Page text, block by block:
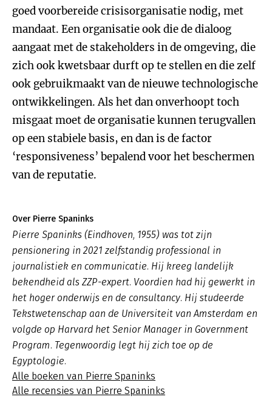
goed voorbereide crisisorganisatie nodig, met
mandaat. Een organisatie ook die de dialoog
aangaat met de stakeholders in de omgeving, die
zich ook kwetsbaar durft op te stellen en die zelf
ook gebruikmaakt van de nieuwe technologische
ontwikkelingen. Als het dan onverhoopt toch
misgaat moet de organisatie kunnen terugvallen
op een stabiele basis, en dan is de factor
‘responsiveness’ bepalend voor het beschermen
van de reputatie.
Over Pierre Spaninks
Pierre Spaninks (Eindhoven, 1955) was tot zijn
pensionering in 2021 zelfstandig professional in
journalistiek en communicatie. Hij kreeg landelijk
bekendheid als ZZP-expert. Voordien had hij gewerkt in
het hoger onderwijs en de consultancy. Hij studeerde
Tekstwetenschap aan de Universiteit van Amsterdam en
volgde op Harvard het Senior Manager in Government
Program. Tegenwoordig legt hij zich toe op de
Egyptologie.
Alle boeken van Pierre Spaninks
Alle recensies van Pierre Spaninks